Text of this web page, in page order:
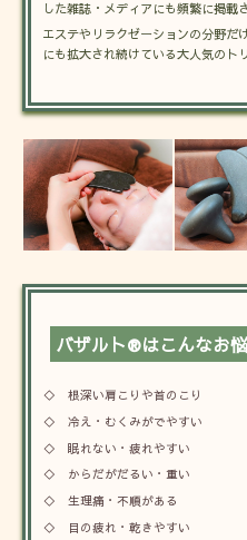
した雑誌・メディアにも頻繁に掲載
エステやリラクゼーションの分野だ
にも拡大され続けている大人気のト
バザルト®はこんなお
◇ 根深い肩こりや首のこり
◇ 冷え・むくみがでやすい
◇ 眠れない・疲れやすい
◇ からだがだるい・重い
◇ 生理痛・不順がある
◇ 目の疲れ・乾きやすい